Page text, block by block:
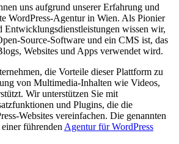
uns aufgrund unserer Erfahrung und
WordPress-Agentur in Wien. Als Pionier
Entwicklungsdienstleistungen wissen wir,
Source-Software und ein CMS ist, das
Websites und Apps verwendet wird.
die Vorteile dieser Plattform zu
von Multimedia-Inhalten wie Videos,
Wir unterstützen Sie mit
und Plugins, die die
Websites vereinfachen. Die genannten
führendenAgentur für WordPress